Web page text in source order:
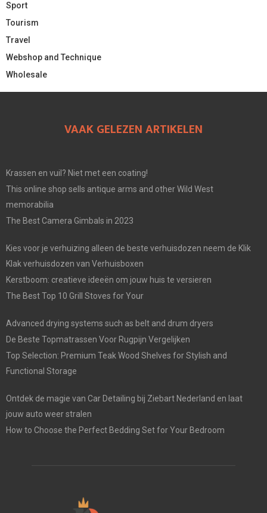
Sport
Tourism
Travel
Webshop and Technique
Wholesale
VAAK GELEZEN ARTIKELEN
Krassen en vuil? Niet met een coating!
This online shop sells antique arms and other Wild West
memorabilia
The Best Camera Gimbals in 2023
Kies voor je verhuizing alleen de beste verhuisdozen neem de Klik
Klak verhuisdozen van Verhuisboxen
Kerstboom: creatieve ideeën om jouw huis te versieren
The Best Top 10 Grill Stoves for Your
Advanced drying systems such as belt and drum dryers
De Beste Topmatrassen Voor Rugpijn Vergelijken
Top Selection: Premium Teak Wood Shelves for Stylish and
Functional Storage
Ontdek de magie van Car Detailing bij Ziebart Nederland en laat
jouw auto weer stralen
How to Choose the Perfect Bedding Set for Your Bedroom